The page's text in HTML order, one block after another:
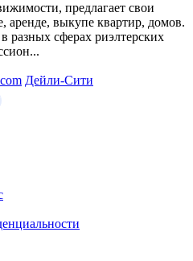
предлагает свои
аренде, выкупе квартир, домов.
разных сферах риэлтерских
Дейли-Сити